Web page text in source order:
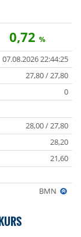
0,72 %
07.08.2026 22:44:25
27,80 / 27,80
0
28,00 / 27,80
28,20
21,60
BMN